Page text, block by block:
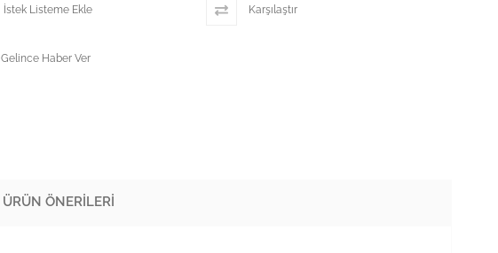
İstek Listeme Ekle Karşılaştır
Gelince Haber Ver
ÜRÜN ÖNERILERI